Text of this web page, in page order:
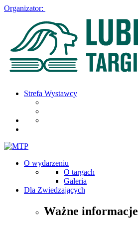
Organizator:
Strefa Wystawcy
O wydarzeniu
O targach
Galeria
Dla Zwiedzających
Ważne informacje